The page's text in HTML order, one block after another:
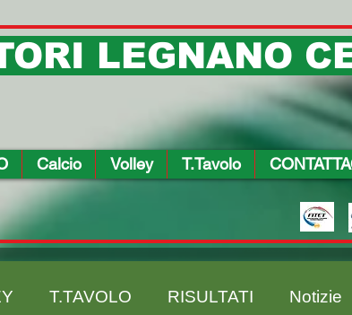
LEGNANO
Calcio Volley T.Tavolo
T.TAVOLO RISULTATI Notizie